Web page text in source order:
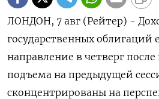
ЛОНДОН, 7 авг (Рейтер) -
государственных
направление в четверг
подъема на предыдущей
сконцентрированы на